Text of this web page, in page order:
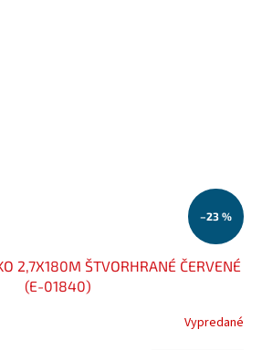
–23 %
2,7X180M ŠTVORHRANÉ ČERVENÉ
(E-01840)
Vypredané